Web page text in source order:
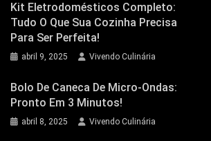
Kit Eletrodomésticos Completo:
Tudo O Que Sua Cozinha Precisa
Para Ser Perfeita!
abril 9, 2025 Vivendo Culinária
Bolo De Caneca De Micro-Ondas:
Pronto Em 3 Minutos!
abril 8, 2025 Vivendo Culinária